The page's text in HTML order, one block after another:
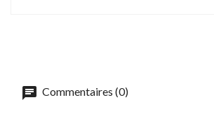
Commentaires (0)